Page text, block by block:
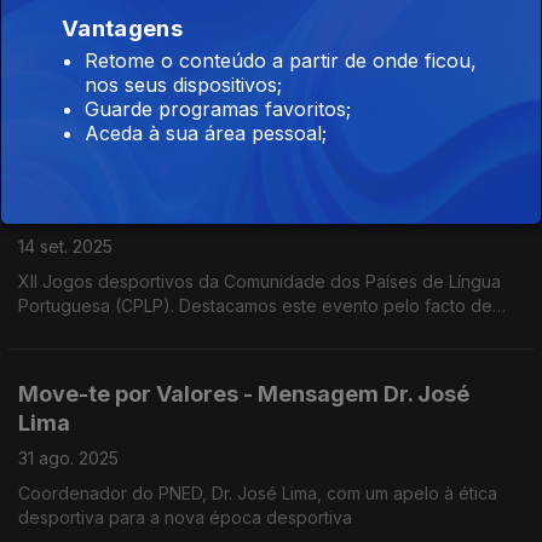
21 set. 2025
Joaquim Moreira, dirigente da Associação Recreativa e
Cultural da Orca, foi recentemente distinguido com o Cartão
Branco pelo Núcleo de Árbitros de Futebol Albicastrense
14 set. 2025
XII Jogos desportivos da Comunidade dos Países de Língua
Portuguesa (CPLP). Destacamos este evento pelo facto de
Move-te por Valores - Mensagem Dr. José
Lima
31 ago. 2025
Coordenador do PNED, Dr. José Lima, com um apelo à ética
desportiva para a nova época desportiva
Vantagens
Retome o conteúdo a partir de onde ficou,
nos seus dispositivos;
Guarde programas favoritos;
Aceda à sua área pessoal;